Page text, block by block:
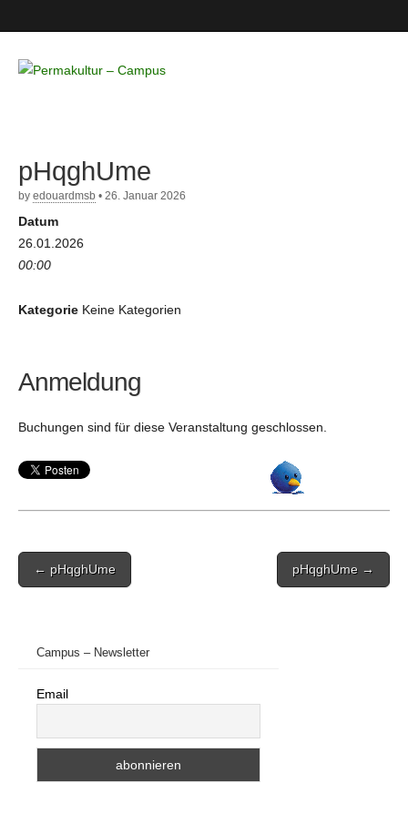
– Campus
pHqghUme
by edouardmsb • 26. Januar 2026
Datum
26.01.2026
00:00
Kategorie Keine Kategorien
Anmeldung
Buchungen sind für diese Veranstaltung geschlossen.
Post
navigation
← pHqghUme pHqghUme →
Campus – Newsletter
Email